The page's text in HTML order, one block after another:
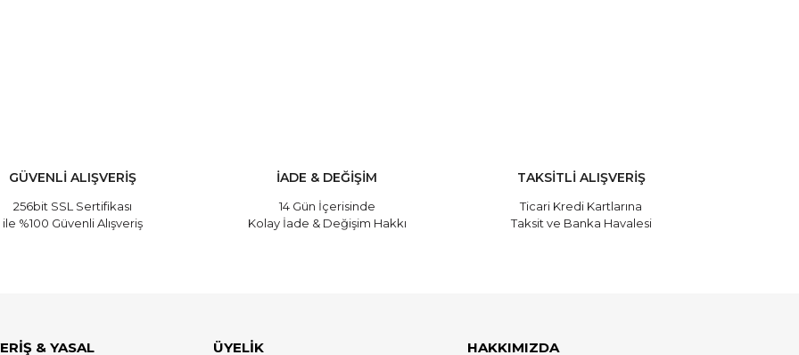
GÜVENLİ ALIŞVERİŞ
256bit SSL Sertifikası
ile %100 Güvenli Alışveriş
İADE & DEĞİŞİM
14 Gün İçerisinde
Kolay İade & Değişim Hakkı
TAKSİTLİ ALIŞVERİŞ
Ticari Kredi Kartlarına
Taksit ve Banka Havalesi
& YASAL ÜYELİK HAKKIMIZDA